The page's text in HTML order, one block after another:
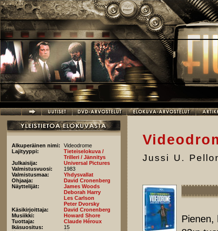
Hyppää pääsisältöön
Alkuperäinen nimi:
Videodrome
Lajityyppi:
Tieteiselokuva /
Trilleri / Jännitys
Julkaisija:
Universal Pictures
Valmistusvuosi:
1983
Valmistusmaa:
Yhdysvallat
Ohjaaja:
David Cronenberg
Näyttelijät:
James Woods
Deborah Harry
Les Carlson
Peter Dvorsky
Käsikirjoittaja:
David Cronenberg
Musiikki:
Howard Shore
Tuottaja:
Claude Héroux
Ikäsuositus:
15
Jussi U.
Pienen,